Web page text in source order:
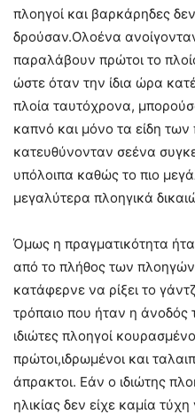
πλοηγοί και βαρκάρηδες
δρούσαν.Ολοένα
παραλάβουν πρώτοι το
ώστε όταν την ίδια ώρα
πλοία ταυτόχρονα,
καπνό και μόνο τα είδη των
κατευθύνονταν σεένα
υπόλοιπα καθώς το πιο
μεγαλύτερα πλοηγικά
Όμως η πραγματικότητα
από το πλήθος των
κατάφερνε να ρίξει το
τρόπαιο που ήταν η άνοδός
ιδιώτες πλοηγοί
πρώτοι,ιδρωμένοι και
άπρακτοι. Εάν ο ιδιώτης
ηλικίας δεν είχε καμία